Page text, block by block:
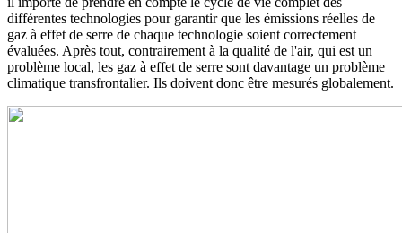
différentes technologies pour garantir que les émissions réelles de
gaz à effet de serre de chaque technologie soient correctement
évaluées. Après tout, contrairement à la qualité de l'air, qui est un
problème local, les gaz à effet de serre sont davantage un problème
climatique transfrontalier. Ils doivent donc être mesurés globalement.